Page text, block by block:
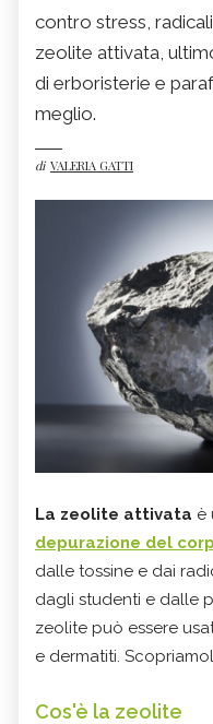
contro stress,
zeolite attivata,
di erboristerie e
meglio.
di VALERIA GATTI
La zeolite attivata è
depurazione del
dalle tossine e dai
dagli studenti e dalle
zeolite può essere
e dermatiti.
Cos'è la zeolite